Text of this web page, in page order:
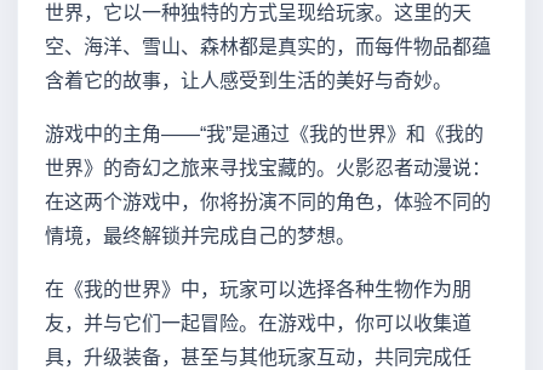
世界，它以一种独特的方式呈现给玩家。这里的天
空、海洋、雪山、森林都是真实的，而每件物品都蕴
含着它的故事，让人感受到生活的美好与奇妙。
游戏中的主角——“我”是通过《我的世界》和《我的
世界》的奇幻之旅来寻找宝藏的。火影忍者动漫说：
在这两个游戏中，你将扮演不同的角色，体验不同的
情境，最终解锁并完成自己的梦想。
在《我的世界》中，玩家可以选择各种生物作为朋
友，并与它们一起冒险。在游戏中，你可以收集道
具，升级装备，甚至与其他玩家互动，共同完成任